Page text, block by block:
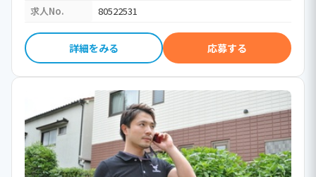
求人No.
80522531
詳細をみる 応募する